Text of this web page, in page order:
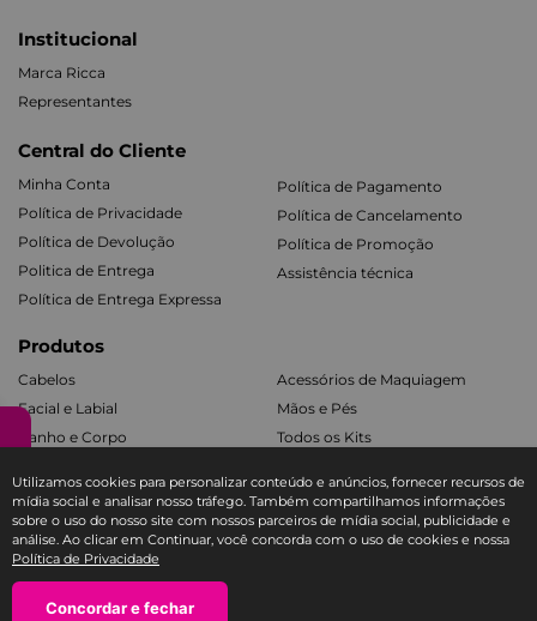
Utilizamos cookies para personalizar conteúdo e anúncios, fornecer recursos de
mídia social e analisar nosso tráfego. Também compartilhamos informações
sobre o uso do nosso site com nossos parceiros de mídia social, publicidade e
análise. Ao clicar em Continuar, você concorda com o uso de cookies e nossa
Política de Privacidade
Concordar e fechar
＋
－
Institucional
Marca Ricca
Representantes
Central do Cliente
Minha Conta
Política de Privacidade
Política de Devolução
Politica de Entrega
Política de Entrega Expressa
Política de Pagamento
Política de Cancelamento
Política de Promoção
Assistência técnica
Produtos
Cabelos
Facial e Labial
Banho e Corpo
Acessórios de Maquiagem
Mãos e Pés
Todos os Kits
Fale com a Ricca
SAC E-COMMERCE RICCA
atendimento@sac-ricca.com.br